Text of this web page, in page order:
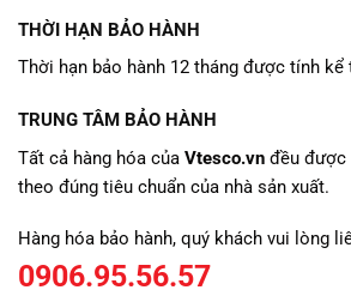
THỜI HẠN BẢO HÀNH
Thời hạn bảo hành 12 tháng được tính kể
TRUNG TÂM BẢO HÀNH
Tất cả hàng hóa của Vtesco.vn đều được
theo đúng tiêu chuẩn của nhà sản xuất.
Hàng hóa bảo hành, quý khách vui lòng
0906.95.56.57